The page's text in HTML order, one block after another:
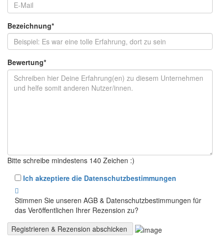
Bezeichnung*
Bewertung*
Bitte schreibe mindestens 140 Zeichen :)
Ich akzeptiere die Datenschutzbestimmungen
Stimmen Sie unseren AGB & Datenschutzbestimmungen für
das Veröffentlichen Ihrer Rezension zu?